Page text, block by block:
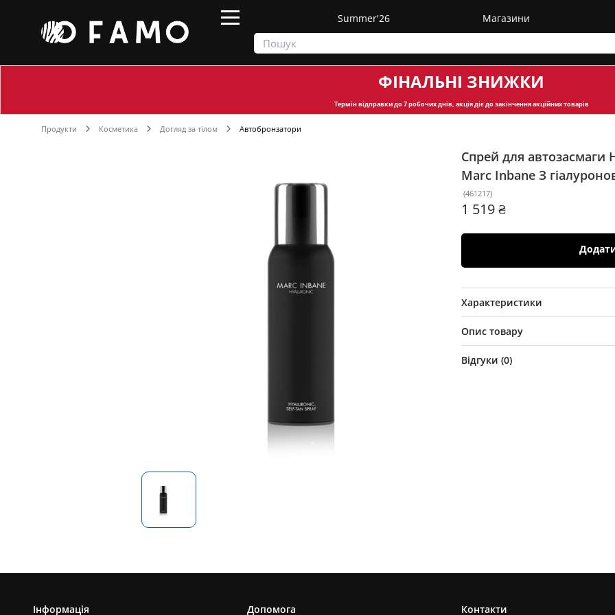
Summer'26 Магазини
ФІНАЛЬНІ ЗНИЖКИ
Термін відправкидо 7 робочих днів, акція діє до закінчення акційних товарів
Продукти Косметика Догляд за тілом Автобронзатори
Спрей для автозасмаги
Marc Inbane З
(461217)
1 519 ₴
Характеристики
Опис товару
Відгуки (0)
Інформація Допомога Контакти